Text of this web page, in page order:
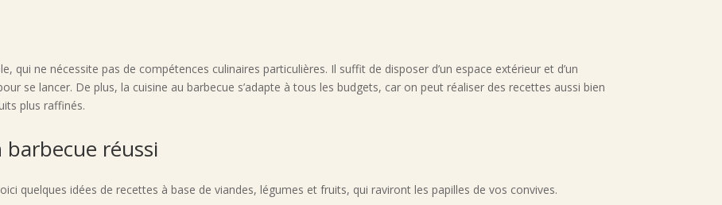
qui ne nécessite pas de compétences culinaires particulières. Il suffit de disposer d’un espace extérieur et d’un
se lancer. De plus, la cuisine au barbecue s’adapte à tous les budgets, car on peut réaliser des recettes aussi bien
plus raffinés.
réussi
quelques idées de recettes à base de viandes, légumes et fruits, qui raviront les papilles de vos convives.